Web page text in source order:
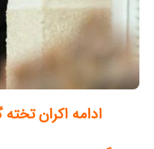
ادامه اکران تخته